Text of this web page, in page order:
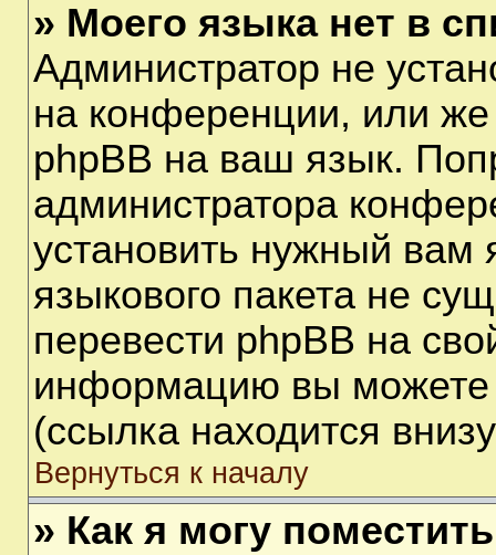
» Моего языка нет в
Администратор не
на конференции, или же
phpBB на ваш язык.
администратора
установить нужный вам
языкового пакета не
перевести phpBB на
информацию вы можете
(ссылка находится
Вернуться к началу
» Как я могу